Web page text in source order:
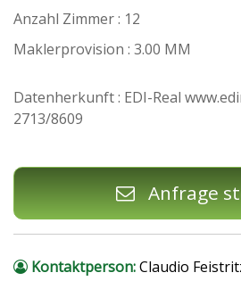
Anzahl Zimmer : 12
Maklerprovision : 3.00 MM
Datenherkunft : EDI-Real
2713/8609
Anfrage
Kontaktperson:Claudio